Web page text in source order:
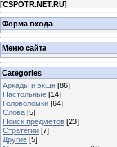
[CSPOTR.NET.RU]
Форма входа
Меню сайта
Categories
Аркады и экшн [86]
Настольные [14]
Головоломки [64]
Слова [5]
Поиск предметов [23]
Стратегии [7]
Другие [5]